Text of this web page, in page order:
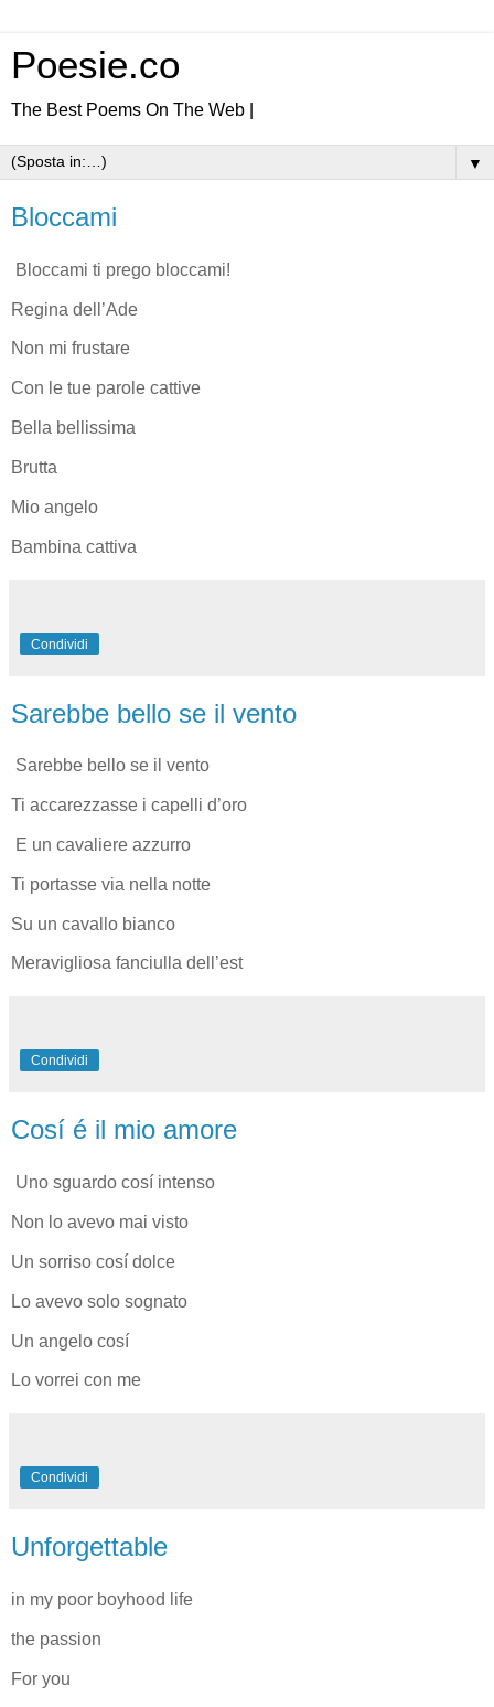
Poesie.co
The Best Poems On The Web |
▼
Bloccami
Bloccami ti prego bloccami!
Regina dell’Ade
Non mi frustare
Con le tue parole cattive
Bella bellissima
Brutta
Mio angelo
Bambina cattiva
Condividi
Sarebbe bello se il vento
Sarebbe bello se il vento
Ti accarezzasse i capelli d’oro
E un cavaliere azzurro
Ti portasse via nella notte
Su un cavallo bianco
Meravigliosa fanciulla dell’est
Condividi
Cosí é il mio amore
Uno sguardo cosí intenso
Non lo avevo mai visto
Un sorriso cosí dolce
Lo avevo solo sognato
Un angelo cosí
Lo vorrei con me
Condividi
Unforgettable
in my poor boyhood life
the passion
For you